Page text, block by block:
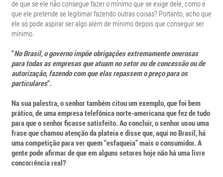
de que se ele não consegue fazer o mínimo que se exige dele, como é
que ele pretende se legitimar fazendo outras coisas? Portanto, acho que
ele só pode aspirar ser algo além de mínimo depois que conseguir ser
mínimo.
“No Brasil, o governo impõe obrigações extremamente onerosas
para todas as empresas que atuam no setor ou de concessão ou de
autorização, fazendo com que elas repassem o preço para os
particulares“.
Na sua palestra, o senhor também citou um exemplo, que foi bem
prático, de uma empresa telefônica norte-americana que fez de tudo
para que o senhor ficasse satisfeito. Ao concluir, o senhor usou uma
frase que chamou atenção da plateia e disse que, aqui no Brasil, há
uma competição para ver quem “esfaqueia” mais o consumidor. A
gente pode afirmar de que em alguns setores hoje não há uma livre
concorrência real?